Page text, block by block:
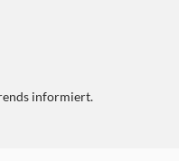
informiert.